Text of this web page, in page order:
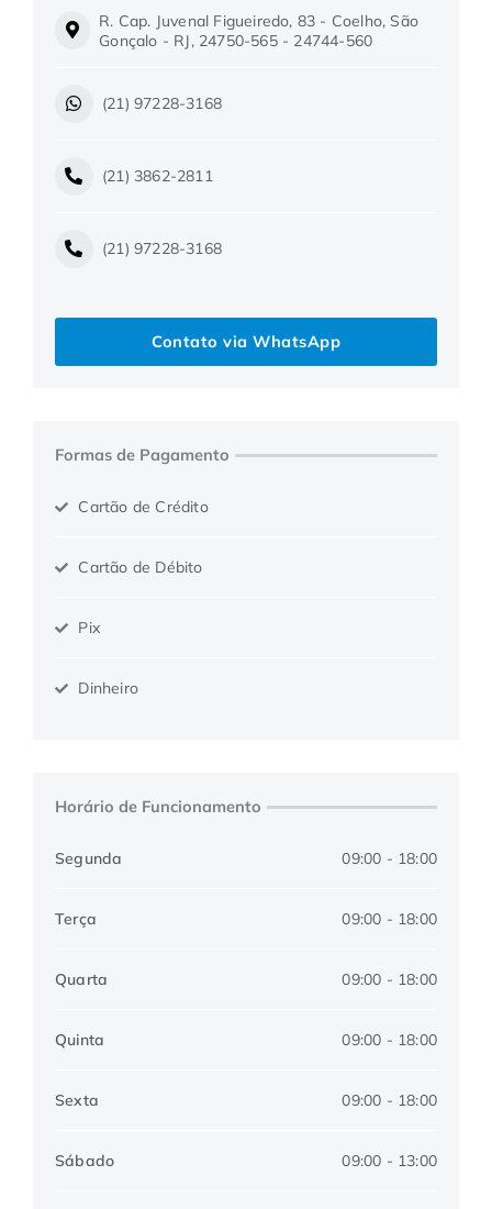
R. Cap. Juvenal Figueiredo, 83 - Coelho, São
Gonçalo - RJ, 24750-565 - 24744-560
(21) 97228-3168
(21) 3862-2811
(21) 97228-3168
Contato via WhatsApp
Formas de Pagamento
Cartão de Crédito
Cartão de Débito
Pix
Dinheiro
Horário de Funcionamento
Segunda 09:00 - 18:00
Terça 09:00 - 18:00
Quarta 09:00 - 18:00
Quinta 09:00 - 18:00
Sexta 09:00 - 18:00
Sábado 09:00 - 13:00